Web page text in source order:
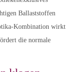
Ballaststoffen
Kombination wirkt
die normale